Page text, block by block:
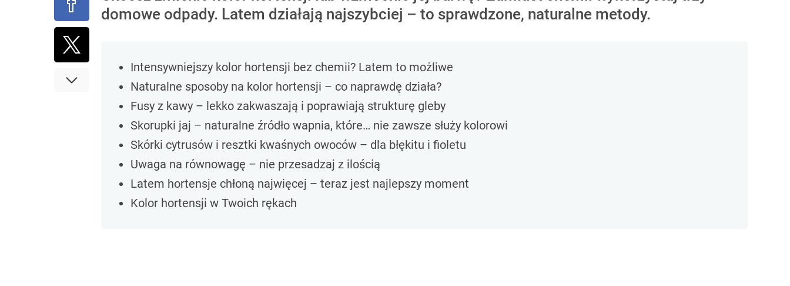
domowe odpady. Latem działają najszybciej – to sprawdzone, naturalne metody.
Intensywniejszy kolor hortensji bez chemii? Latem to możliwe
Naturalne sposoby na kolor hortensji – co naprawdę działa?
Fusy z kawy – lekko zakwaszają i poprawiają strukturę gleby
Skorupki jaj – naturalne źródło wapnia, które… nie zawsze służy kolorowi
Skórki cytrusów i resztki kwaśnych owoców – dla błękitu i fioletu
Uwaga na równowagę – nie przesadzaj z ilością
Latem hortensje chłoną najwięcej – teraz jest najlepszy moment
Kolor hortensji w Twoich rękach